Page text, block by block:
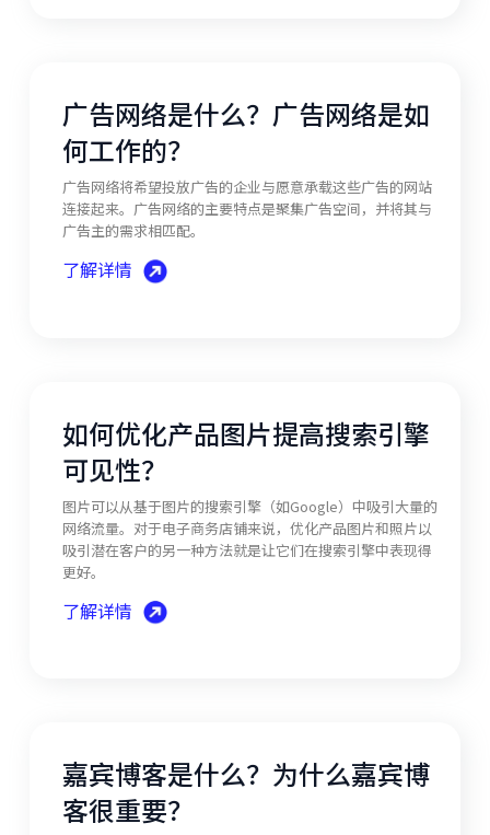
广告网络是什么？广告网络是如
何工作的？
广告网络将希望投放广告的企业与愿意承载这些广告的网站
连接起来。广告网络的主要特点是聚集广告空间，并将其与
广告主的需求相匹配。
了解详情
如何优化产品图片提高搜索引擎
可见性？
图片可以从基于图片的搜索引擎（如Google）中吸引大量的
网络流量。对于电子商务店铺来说，优化产品图片和照片以
吸引潜在客户的另一种方法就是让它们在搜索引擎中表现得
更好。
了解详情
嘉宾博客是什么？为什么嘉宾博
客很重要？